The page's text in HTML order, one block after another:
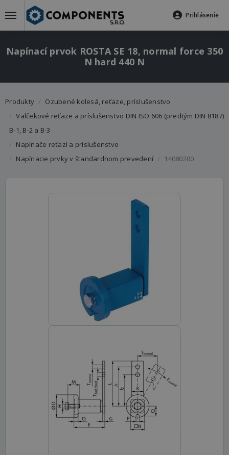
Prihlásenie
Napínací prvok ROSTA SE 18, normal force 350
N hard 440 N
Produkty
Ozubené kolesá, reťaze, príslušenstvo
Valčekové reťaze a príslušenstvo DIN ISO 606 (predtým DIN 8187)
B-1, B-2 a B-3
Napínače reťazí a príslušenstvo
Napínacie prvky v štandardnom prevedení
14080200